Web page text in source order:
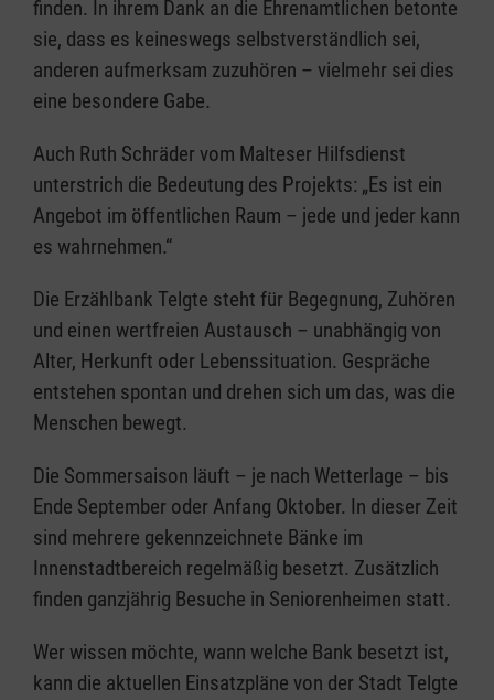
finden. In ihrem Dank an die Ehrenamtlichen betonte
sie, dass es keineswegs selbstverständlich sei,
anderen aufmerksam zuzuhören – vielmehr sei dies
eine besondere Gabe.
Auch Ruth Schräder vom Malteser Hilfsdienst
unterstrich die Bedeutung des Projekts: „Es ist ein
Angebot im öffentlichen Raum – jede und jeder kann
es wahrnehmen.“
Die Erzählbank Telgte steht für Begegnung, Zuhören
und einen wertfreien Austausch – unabhängig von
Alter, Herkunft oder Lebenssituation. Gespräche
entstehen spontan und drehen sich um das, was die
Menschen bewegt.
Die Sommersaison läuft – je nach Wetterlage – bis
Ende September oder Anfang Oktober. In dieser Zeit
sind mehrere gekennzeichnete Bänke im
Innenstadtbereich regelmäßig besetzt. Zusätzlich
finden ganzjährig Besuche in Seniorenheimen statt.
Wer wissen möchte, wann welche Bank besetzt ist,
kann die aktuellen Einsatzpläne von der Stadt Telgte